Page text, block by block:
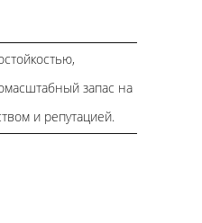
запас на
и репутацией.